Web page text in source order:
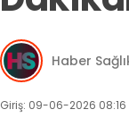
Haber
Giriş: 09-06-2026 08:16